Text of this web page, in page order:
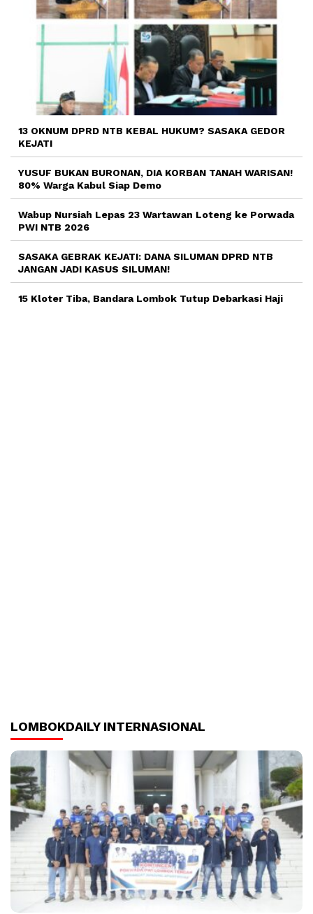
13 OKNUM DPRD NTB KEBAL HUKUM? SASAKA GEDOR
KEJATI
YUSUF BUKAN BURONAN, DIA KORBAN TANAH WARISAN!
80% Warga Kabul Siap Demo
Wabup Nursiah Lepas 23 Wartawan Loteng ke Porwada
PWI NTB 2026
SASAKA GEBRAK KEJATI: DANA SILUMAN DPRD NTB
JANGAN JADI KASUS SILUMAN!
15 Kloter Tiba, Bandara Lombok Tutup Debarkasi Haji
LOMBOKDAILY INTERNASIONAL